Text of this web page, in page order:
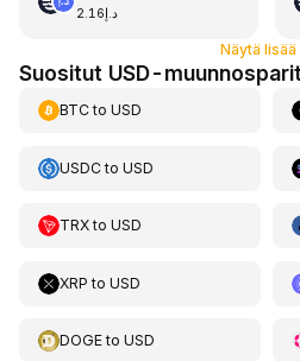
د.إ2.16
Näytä lisää
Suositut USD-muunnosparit
BTCto USD
USDCto USD
TRXto USD
XRP to USD
DOGEto USD